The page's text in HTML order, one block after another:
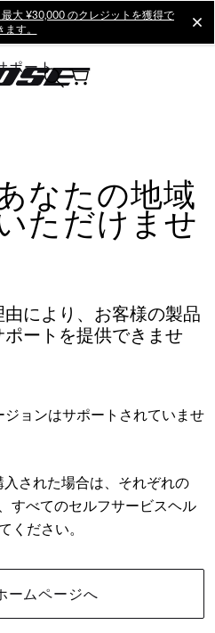
大 ¥30,000 のクレジットを獲得で
ます。
ポート
なたの地域
ただけませ
により、お客様の製品
ートを提供できませ
ジョンはサポートされていませ
された場合は、それぞれの
すべてのセルフサービスヘル
ください。
ームページへ